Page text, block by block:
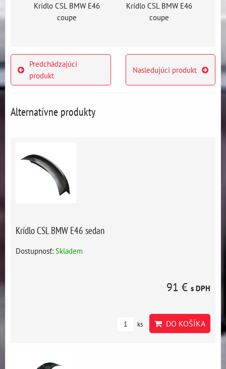
Krídlo CSL BMW E46
coupe
Krídlo CSL BMW E46
coupe
Predchádzajúci
produkt
Nasledujúci produkt
Alternatívne produkty
Krídlo CSL BMW E46 sedan
Dostupnosť: Skladem
91 € s DPH
ks DO KOŠÍKA